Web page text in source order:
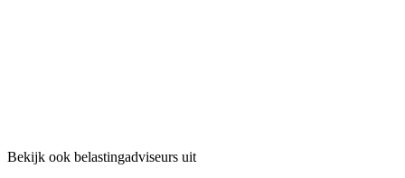
Bekijk ook belastingadviseurs uit